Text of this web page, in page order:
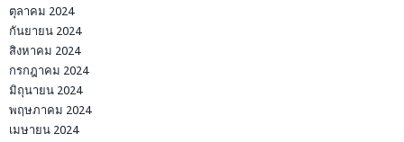
ตุลาคม 2024
กันยายน 2024
สิงหาคม 2024
กรกฎาคม 2024
มิถุนายน 2024
พฤษภาคม 2024
เมษายน 2024